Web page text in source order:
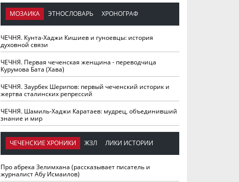
МОЗАИКА ЭТНОСЛОВАРЬ ХРОНОГРАФ
ЧЕЧНЯ. Кунта-Хаджи Кишиев и гуноевцы: история
духовной связи
ЧЕЧНЯ. Первая чеченская женщина - переводчица
Курумова Бата (Хава)
ЧЕЧНЯ. Заурбек Шерипов: первый чеченский историк и
жертва сталинских репрессий
ЧЕЧНЯ. Шамиль-Хаджи Каратаев: мудрец, объединивший
знание и мир
ЧЕЧЕНСКИЕ ХРОНИКИ ЖЗЛ ЛИКИ ИСТОРИИ
Про абрека Зелимхана (рассказывает писатель и
журналист Абу Исмаилов)